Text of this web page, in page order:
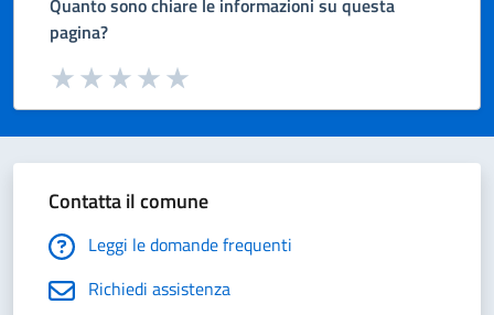
pagina?
Valuta da 1 a 5 stelle la pagina
Valuta 5 stelle su 5
Valuta 4 stelle su 5
Valuta 3 stelle su 5
Valuta 2 stelle su 5
Valuta 1 stelle su 5
Contatta il comune
Leggi le domande frequenti
Richiedi assistenza